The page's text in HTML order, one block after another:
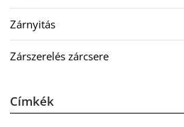
Zárnyitás
Zárszerelés zárcsere
Címkék